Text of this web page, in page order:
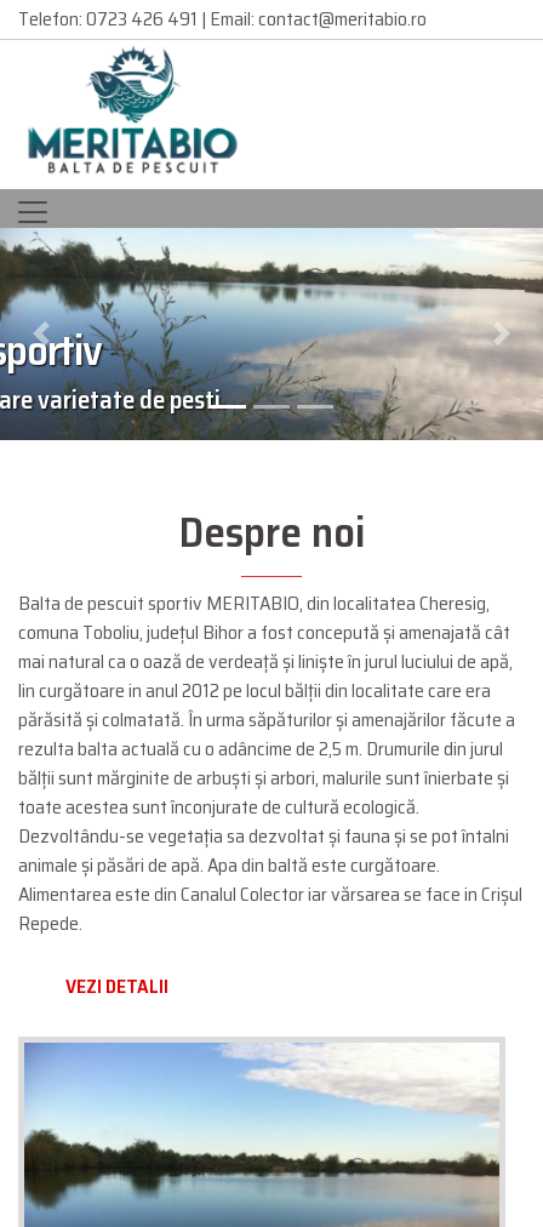
Telefon: 0723 426 491 | Email: contact@meritabio.ro
Previous Next
Despre noi
Balta de pescuit sportiv MERITABIO, din localitatea Cheresig,
comuna Toboliu, județul Bihor a fost concepută și amenajată cât
mai natural ca o oază de verdeață și liniște în jurul luciului de apă,
lin curgătoare in anul 2012 pe locul bălții din localitate care era
părăsită și colmatată. În urma săpăturilor și amenajărilor făcute a
rezulta balta actuală cu o adâncime de 2,5 m. Drumurile din jurul
bălții sunt mărginite de arbuști și arbori, malurile sunt înierbate și
toate acestea sunt înconjurate de cultură ecologică.
Dezvoltându-se vegetația sa dezvoltat și fauna și se pot întalni
animale și păsări de apă. Apa din baltă este curgătoare.
Alimentarea este din Canalul Colector iar vărsarea se face in Crișul
Repede.
VEZI DETALII